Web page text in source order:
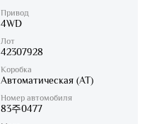
Привод
4WD
Лот
42307928
Коробка
Автоматическая (AT)
Номер автомобиля
83주0477